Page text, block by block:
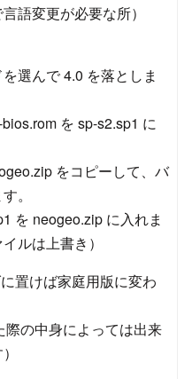
語変更が必要な所）
選んで 4.0 を落としま
を sp-s2.sp1 に
をコピーして、バ
。
を neogeo.zip に入れま
ルは上書き）
置けば家庭用版に変わ
際の中身によっては出来